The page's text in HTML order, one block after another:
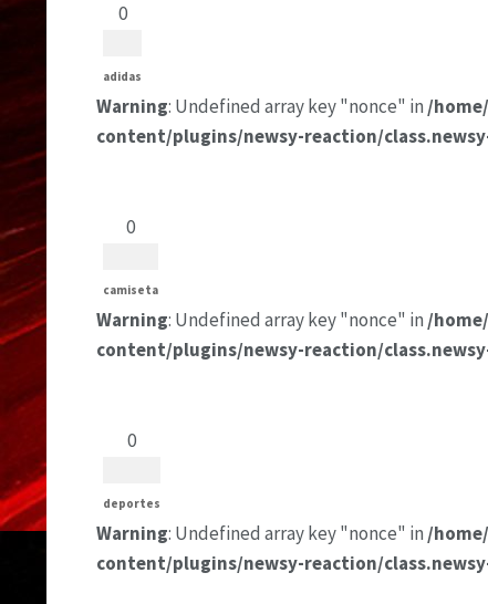
0
adidas
Warning: Undefined array key "nonce" in /
content/plugins/newsy-reaction/
0
camiseta
Warning: Undefined array key "nonce" in /
content/plugins/newsy-reaction/
0
deportes
Warning: Undefined array key "nonce" in /
content/plugins/newsy-reaction/